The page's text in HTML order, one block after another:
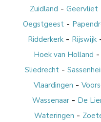
Zuidland -Geervliet
Oegstgeest-
Ridderkerk- Rijswijk
Hoek van Holland -
Sliedrecht-
Vlaardingen -
Wassenaar - De
Wateringen -